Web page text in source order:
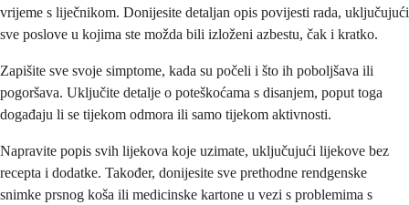
vrijeme s liječnikom. Donijesite detaljan opis povijesti rada, uključujući
sve poslove u kojima ste možda bili izloženi azbestu, čak i kratko.
Zapišite sve svoje simptome, kada su počeli i što ih poboljšava ili
pogoršava. Uključite detalje o poteškoćama s disanjem, poput toga
događaju li se tijekom odmora ili samo tijekom aktivnosti.
Napravite popis svih lijekova koje uzimate, uključujući lijekove bez
recepta i dodatke. Također, donijesite sve prethodne rendgenske
snimke prsnog koša ili medicinske kartone u vezi s problemima s